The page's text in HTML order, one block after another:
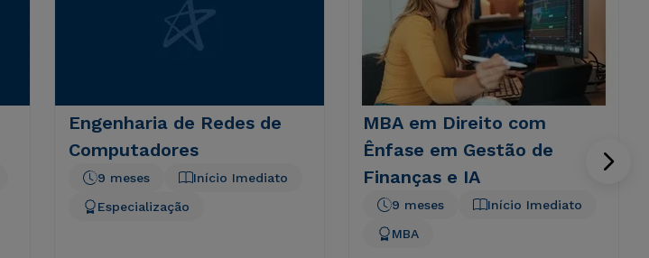
Engenharia de Redes de
Computadores
Início Imediato
9 meses
Especialização
MBA em Direito com
Ênfase em Gestão de
Finanças e IA
Início Imediato
9 meses
MBA